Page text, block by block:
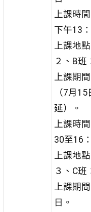
上課時
下午13
上課地
２、B班
上課期
（7月
延）。
上課時
30至16
上課地
３、C班
上課期
日。